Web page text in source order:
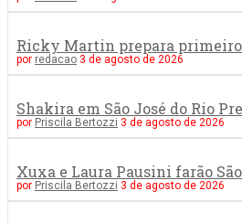
Ricky Martin prepara
por redacao 3 de agosto de 2026
Shakira em São José do Rio
por Priscila Bertozzi 3 de agosto de 2026
Xuxa e Laura Pausini farão
por Priscila Bertozzi 3 de agosto de 2026